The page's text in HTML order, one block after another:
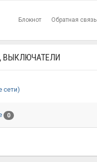
Блокнот Обратная связь
ВЫКЛЮЧАТЕЛИ
сети)
0